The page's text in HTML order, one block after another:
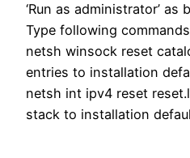
‘Run as administrator’ as
Type following
netsh winsock reset
entries to installation
netsh int ipv4 reset
stack to installation